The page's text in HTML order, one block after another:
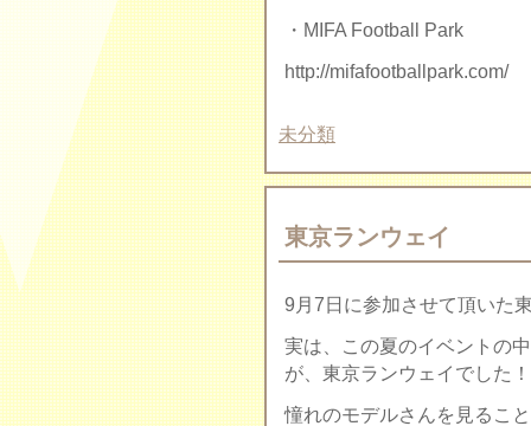
・MIFA Football Park
http://mifafootballpark.com/
未分類
東京ランウェイ
9月7日に参加させて頂いた
実は、この夏のイベントの
が、東京ランウェイでした！
憧れのモデルさんを見るこ